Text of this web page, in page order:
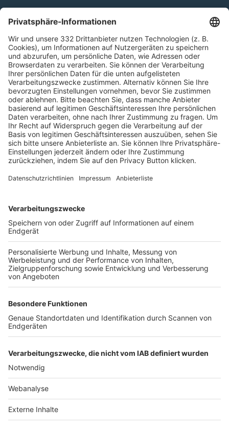
Kontakt
HÄUFIG BESUCHTE SEITEN
Pässe und Vereinswechsel
Trainerausbildung
Schulungsangebot Vereinsmitarbeiter
BFV-Geschäftsstellen
Trainerbörse
Login SpielPlus
FOLGE DEM BFV
TOP-VEREINE
TOP-PARTNER
SFV DFB
Nutzungsbedingungen Datenschutz Impressum